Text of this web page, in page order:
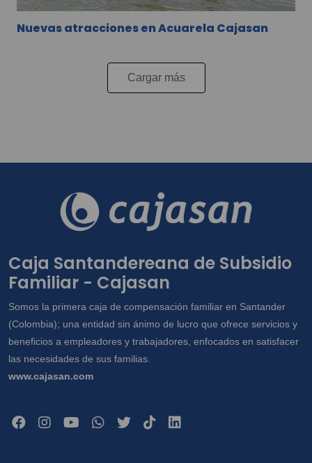
Nuevas atracciones en Acuarela Cajasan
Cargar más
Caja Santandereana de Subsidio
Familiar - Cajasan
Somos la primera caja de compensación familiar en Santander
(Colombia); una entidad sin ánimo de lucro que ofrece servicios y
beneficios a empleadores y trabajadores, enfocados en satisfacer
las necesidades de sus familias.
www.cajasan.com